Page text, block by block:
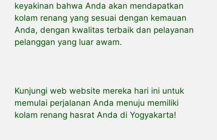
keyakinan bahwa Anda akan mendapatkan
kolam renang yang sesuai dengan kemauan
Anda, dengan kwalitas terbaik dan pelayanan
pelanggan yang luar awam.
Kunjungi web website mereka hari ini untuk
memulai perjalanan Anda menuju memiliki
kolam renang hasrat Anda di Yogyakarta!